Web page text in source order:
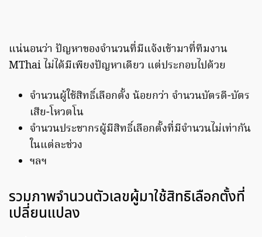
แน่นอนว่า ปัญหาของจำนวนที่มีแจ้งเข้ามาที่ทีมงาน
MThai ไม่ได้มีเพียงปัญหาเดียว แต่ประกอบไปด้วย
จำนวนผู้ใช้สิทธิ์เลือกตั้ง น้อยกว่า จำนวนบัตรดี-บัตร
เสีย-โหวตโน
จำนวนประชากรผู้มีสิทธิ์เลือกตั้งที่มีจำนวนไม่เท่ากัน
ในแต่ละช่วง
ฯลฯ
รวมภาพจำนวนตัวเลขผู้มาใช้สิทธิเลือกตั้งที่
เปลี่ยนแปลง